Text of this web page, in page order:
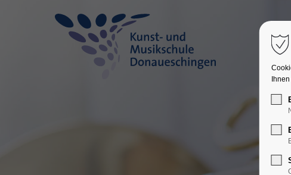
Login
Benutzername
Support
Lorem ipsum
24h